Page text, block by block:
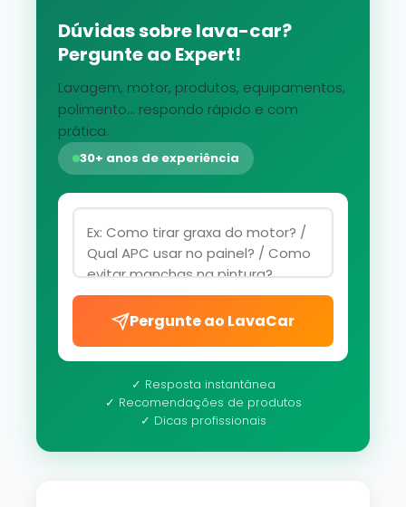
Dúvidas sobre lava-car?
Pergunte ao Expert!
Lavagem, motor, produtos, equipamentos,
polimento... respondo rápido e com
prática.
30+ anos de experiência
Pergunte ao LavaCar
✓ Resposta instantânea
✓ Recomendações de produtos
✓ Dicas profissionais